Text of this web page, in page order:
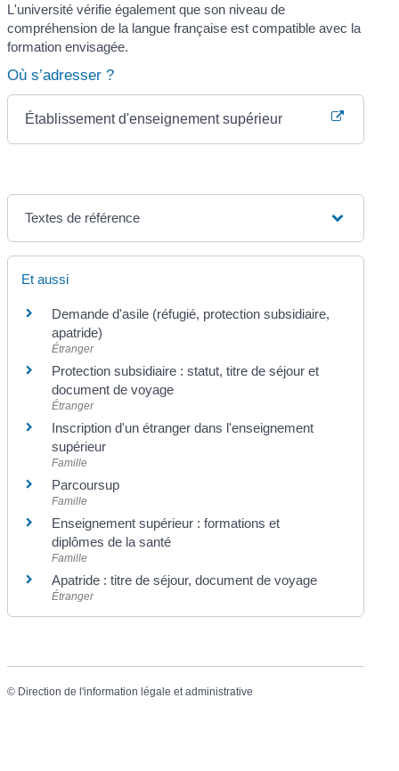
L'université vérifie également que son niveau de
compréhension de la langue française est compatible avec la
formation envisagée.
Où s’adresser ?
Établissement d'enseignement supérieur
Textes de référence
Et aussi
Demande d'asile (réfugié, protection subsidiaire,
apatride)
Étranger
Protection subsidiaire : statut, titre de séjour et
document de voyage
Étranger
Inscription d'un étranger dans l'enseignement
supérieur
Famille
Parcoursup
Famille
Enseignement supérieur : formations et
diplômes de la santé
Famille
Apatride : titre de séjour, document de voyage
Étranger
© Direction de l'information légale et administrative